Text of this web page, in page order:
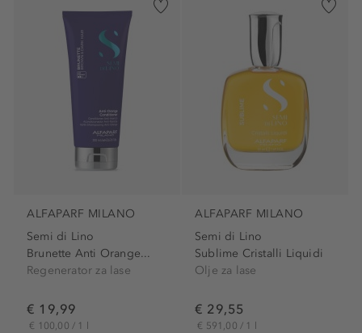
ALFAPARF MILANO
Semi di Lino
Brunette Anti Orange...
Regenerator za lase
€ 19,99
€ 100,00 / 1 l
ALFAPARF MILANO
Semi di Lino
Sublime Cristalli Liquidi
Olje za lase
€ 29,55
€ 591,00 / 1 l